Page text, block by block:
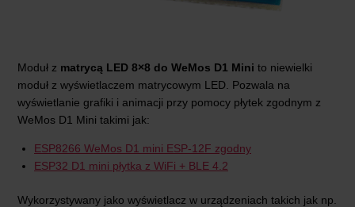
Moduł z matrycą LED 8×8 do WeMos D1 Mini to niewielki
moduł z wyświetlaczem matrycowym LED. Pozwala na
wyświetlanie grafiki i animacji przy pomocy płytek zgodnym z
WeMos D1 Mini takimi jak:
ESP8266 WeMos D1 mini ESP-12F zgodny
ESP32 D1 mini płytka z WiFi + BLE 4.2
Wykorzystywany jako wyświetlacz w urządzeniach takich jak np.